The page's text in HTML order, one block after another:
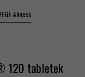
Aliness
120 tabletek